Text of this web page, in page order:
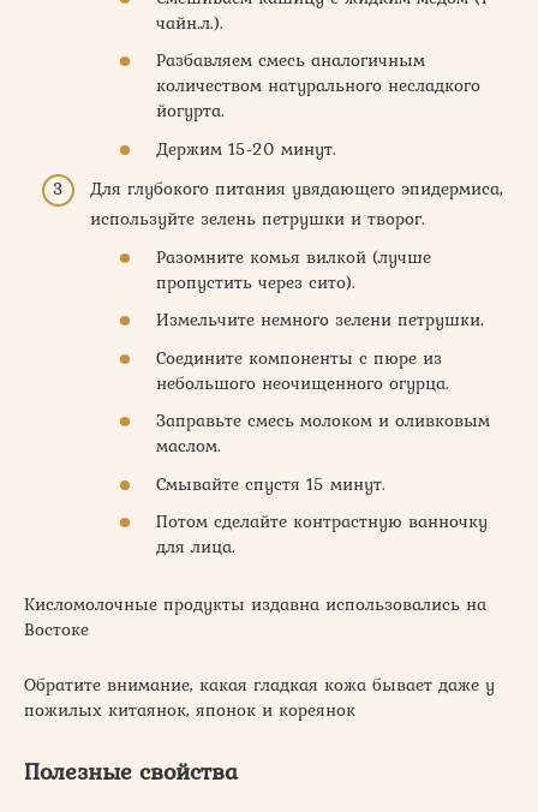
чайн.л.).
Разбавляем смесь аналогичным
количеством натурального несладкого
йогурта.
Держим 15-20 минут.
Для глубокого питания увядающего эпидермиса,
используйте зелень петрушки и творог.
Разомните комья вилкой (лучше
пропустить через сито).
Измельчите немного зелени петрушки.
Соедините компоненты с пюре из
небольшого неочищенного огурца.
Заправьте смесь молоком и оливковым
маслом.
Смывайте спустя 15 минут.
Потом сделайте контрастную ванночку
для лица.
Кисломолочные продукты издавна использовались на
Востоке
Обратите внимание, какая гладкая кожа бывает даже у
пожилых китаянок, японок и кореянок
Полезные свойства